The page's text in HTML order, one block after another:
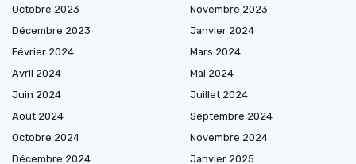
Octobre 2023
Novembre 2023
Décembre 2023
Janvier 2024
Février 2024
Mars 2024
Avril 2024
Mai 2024
Juin 2024
Juillet 2024
Août 2024
Septembre 2024
Octobre 2024
Novembre 2024
Décembre 2024
Janvier 2025